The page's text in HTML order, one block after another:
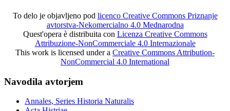
To delo je objavljeno pod licenco Creative Commons Priznanje
avtorstva-Nekomercialno 4.0 Mednarodna
Quest'opera è distribuita con Licenza Creative Commons
Attribuzione-NonCommerciale 4.0 Internazionale
This work is licensed under a Creative Commons Attribution-
NonCommercial 4.0 International
Navodila avtorjem
Annales, Series Historia Naturalis